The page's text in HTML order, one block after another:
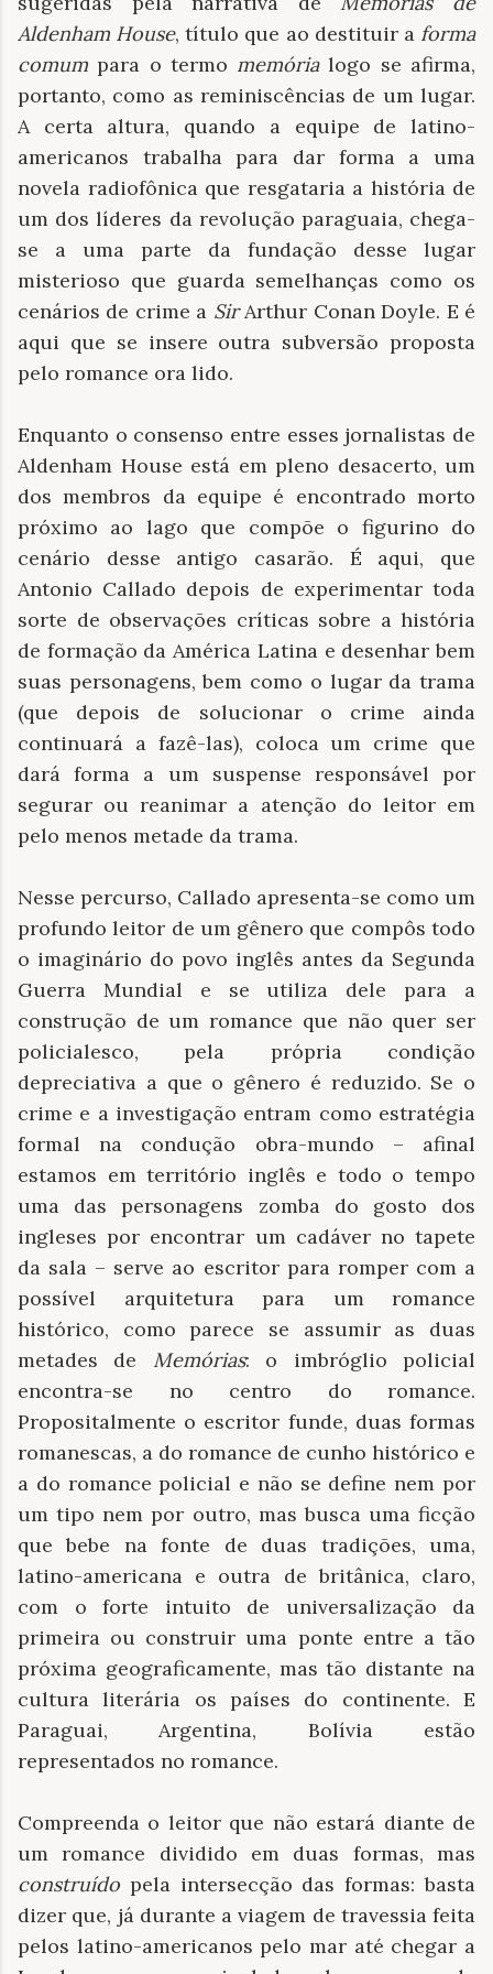
Aldenham House, título que ao destituir a forma
comum para o termo memórialogo se afirma,
portanto, como as reminiscências de um lugar.
A certa altura, quando a equipe de latino-
americanos trabalha para dar forma a uma
novela radiofônica que resgataria a história de
um dos líderes da revolução paraguaia, chega-
se a uma parte da fundação desse lugar
misterioso que guarda semelhanças como os
cenários de crime a SirArthur Conan Doyle. E é
aqui que se insere outra subversão proposta
pelo romance ora lido.
Enquanto o consenso entre esses jornalistas de
Aldenham House está em pleno desacerto, um
dos membros da equipe é encontrado morto
próximo ao lago que compõe o figurino do
cenário desse antigo casarão. É aqui, que
Antonio Callado depois de experimentar toda
sorte de observações críticas sobre a história
de formação da América Latina e desenhar bem
suas personagens, bem como o lugar da trama
(que depois de solucionar o crime ainda
continuará a fazê-las), coloca um crime que
dará forma a um suspense responsável por
segurar ou reanimar a atenção do leitor em
pelo menos metade da trama.
Nesse percurso, Callado apresenta-se como um
profundo leitor de um gênero que compôs todo
o imaginário do povo inglês antes da Segunda
Guerra Mundial e se utiliza dele para a
construção de um romance que não quer ser
policialesco, pela própria condição
depreciativa a que o gênero é reduzido. Se o
crime e a investigação entram como estratégia
formal na condução obra-mundo – afinal
estamos em território inglês e todo o tempo
uma das personagens zomba do gosto dos
ingleses por encontrar um cadáver no tapete
da sala – serve ao escritor para romper com a
possível arquitetura para um romance
histórico, como parece se assumir as duas
metades de Memórias: o imbróglio policial
encontra-se no centro do romance.
Propositalmente o escritor funde, duas formas
romanescas, a do romance de cunho histórico e
a do romance policial e não se define nem por
um tipo nem por outro, mas busca uma ficção
que bebe na fonte de duas tradições, uma,
latino-americana e outra de britânica, claro,
com o forte intuito de universalização da
primeira ou construir uma ponte entre a tão
próxima geograficamente, mas tão distante na
cultura literária os países do continente. E
Paraguai, Argentina, Bolívia estão
representados no romance.
Compreenda o leitor que não estará diante de
um romance dividido em duas formas, mas
construído pela intersecção das formas: basta
dizer que, já durante a viagem de travessia feita
pelos latino-americanos pelo mar até chegar a